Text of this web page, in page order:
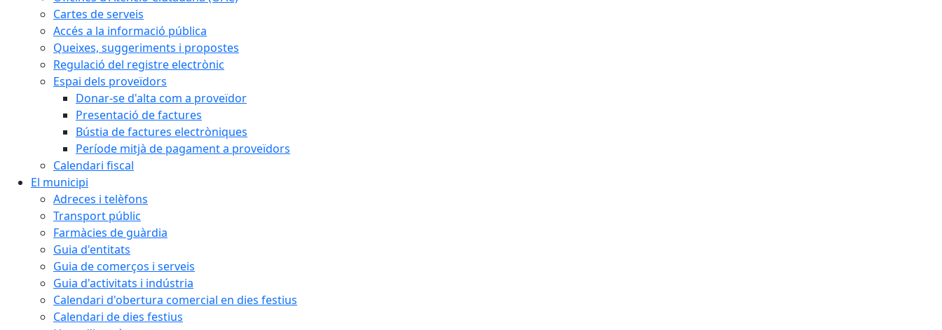
Cartes de serveis
Accés a la informació pública
Queixes, suggeriments i propostes
Regulació del registre electrònic
Espai dels proveïdors
Donar-se d'alta com a proveïdor
Presentació de factures
Bústia de factures electròniques
Període mitjà de pagament a proveïdors
Calendari fiscal
El municipi
Adreces i telèfons
Transport públic
Farmàcies de guàrdia
Guia d'entitats
Guia de comerços i serveis
Guia d'activitats i indústria
Calendari d'obertura comercial en dies festius
Calendari de dies festius